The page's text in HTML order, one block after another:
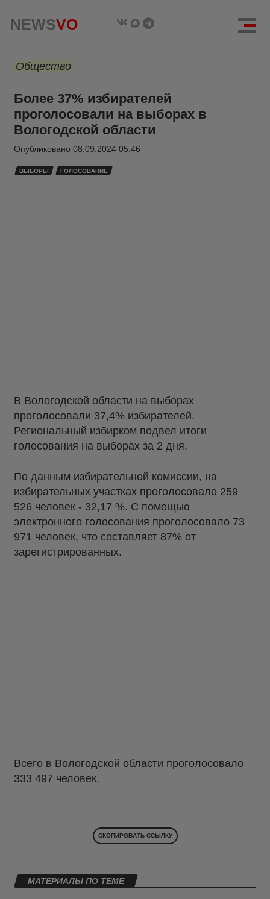
NEWSVO
Общество
Более 37% избирателей
проголосовали на выборах в
Вологодской области
Опубликовано 08.09.2024 05:46
ВЫБОРЫ ГОЛОСОВАНИЕ
В Вологодской области на выборах
проголосовали 37,4% избирателей.
Региональный избирком подвел итоги
голосования на выборах за 2 дня.
По данным избирательной комиссии, на
избирательных участках проголосовало 259
526 человек - 32,17 %. С помощью
электронного голосования проголосовало 73
971 человек, что составляет 87% от
зарегистрированных.
Всего в Вологодской области проголосовало
333 497 человек.
СКОПИРОВАТЬ ССЫЛКУ
МАТЕРИАЛЫ ПО ТЕМЕ